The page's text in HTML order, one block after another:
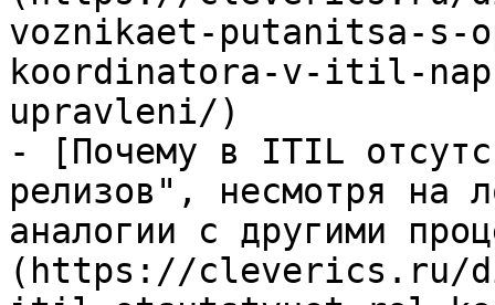
voznikaet-putanitsa-s-
koordinatora-v-itil-
upravleni/)
- [Почему в ITIL
релизов", несмотря на
аналогии с другими
(https://cleverics.ru/